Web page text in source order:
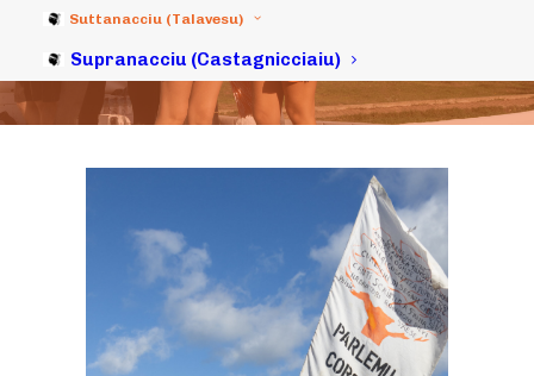
Suttanacciu (Talavesu)
Supranacciu (Castagnicciaiu)